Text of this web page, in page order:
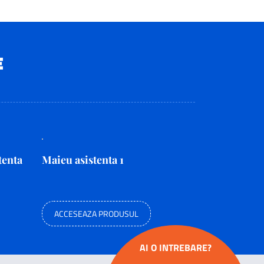
Maieu asistenta 1
ACCESEAZA PRODUSUL
AI O INTREBARE?